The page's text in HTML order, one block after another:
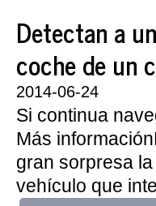
Detectan a
coche de un
2014-06-24
Si continua
Más
gran sorpresa
vehículo que